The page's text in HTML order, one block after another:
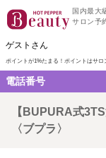
国内最大
サロン予
ゲストさん
ポイントが1%たまる！ ポイントはサロ
電話番号
【BUPURA式
〈ブプラ〉